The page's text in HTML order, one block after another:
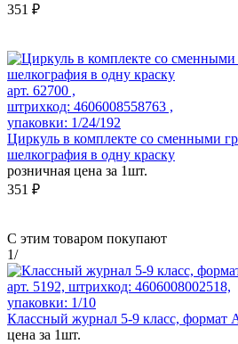
351 ₽
арт. 62700 ,
штрихкод: 4606008558763 ,
упаковки: 1/24/192
Циркуль в комплекте со сменными
шелкография в одну краску
розничная цена за 1шт.
351 ₽
С этим товаром покупают
1/
арт. 5192, штрихкод: 4606008002518,
упаковки: 1/10
Классный журнал 5-9 класс, формат
цена за 1шт.